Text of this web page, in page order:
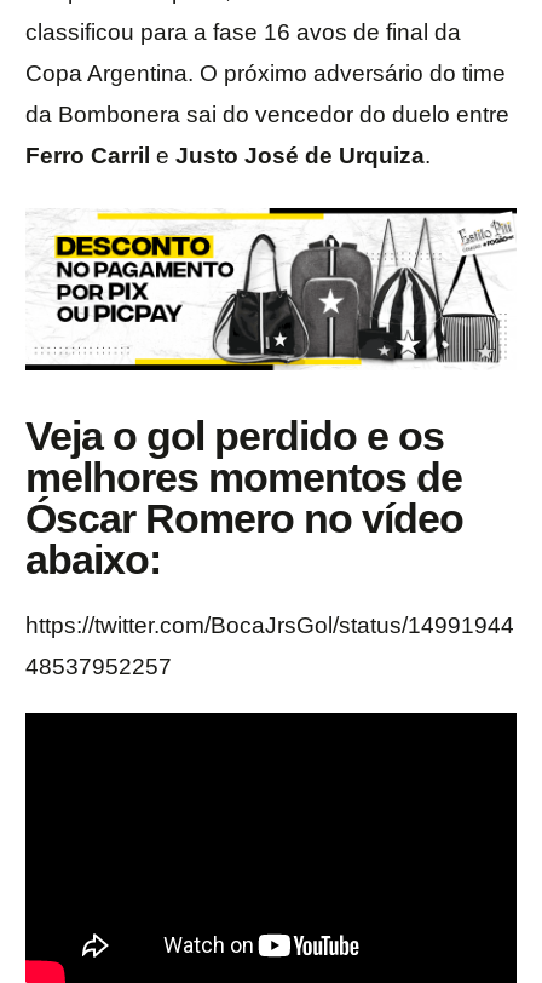
classificou para a fase 16 avos de final da
Copa Argentina. O próximo adversário do time
da Bombonera sai do vencedor do duelo entre
Ferro Carril e Justo José de Urquiza.
Veja o gol perdido e os
melhores momentos de
Óscar Romero no vídeo
abaixo:
https://twitter.com/BocaJrsGol/status/14991944
48537952257